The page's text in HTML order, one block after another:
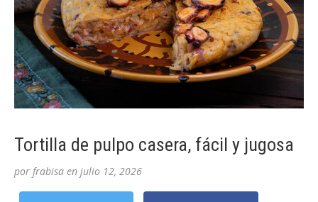
Tortilla de pulpo casera, fácil y jugosa
por frabisa en julio 12, 2026